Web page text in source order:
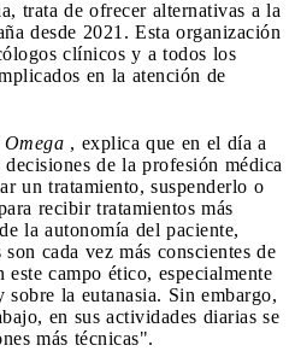
trata de ofrecer alternativas a la
desde 2021. Esta organización
clínicos y a todos los
en la atención de
, explica que en el día a
de la profesión médica
un tratamiento, suspenderlo o
recibir tratamientos más
la autonomía del paciente,
cada vez más conscientes de
campo ético, especialmente
la eutanasia. Sin embargo,
en sus actividades diarias se
más técnicas".